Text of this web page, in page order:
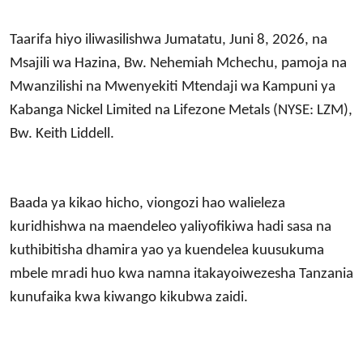
Taarifa hiyo iliwasilishwa Jumatatu, Juni 8, 2026, na
Msajili wa Hazina, Bw. Nehemiah Mchechu, pamoja na
Mwanzilishi na Mwenyekiti Mtendaji wa Kampuni ya
Kabanga Nickel Limited na Lifezone Metals (NYSE: LZM),
Bw. Keith Liddell.
Baada ya kikao hicho, viongozi hao walieleza
kuridhishwa na maendeleo yaliyofikiwa hadi sasa na
kuthibitisha dhamira yao ya kuendelea kuusukuma
mbele mradi huo kwa namna itakayoiwezesha Tanzania
kunufaika kwa kiwango kikubwa zaidi.